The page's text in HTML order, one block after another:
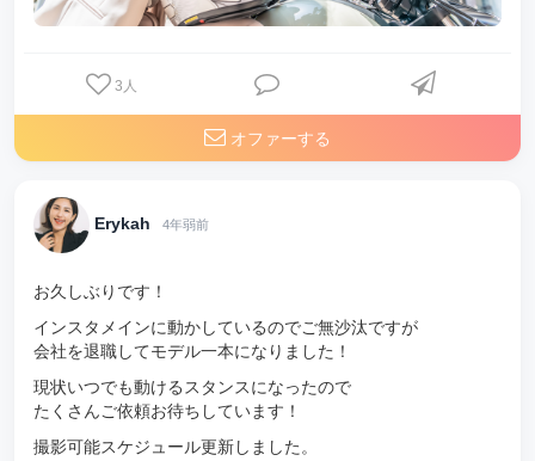
3 人
オファーする
Erykah 4年弱前
お久しぶりです！
インスタメインに動かしているのでご無沙汰ですが
会社を退職してモデル一本になりました！
現状いつでも動けるスタンスになったので
たくさんご依頼お待ちしています！
撮影可能スケジュール更新しました。